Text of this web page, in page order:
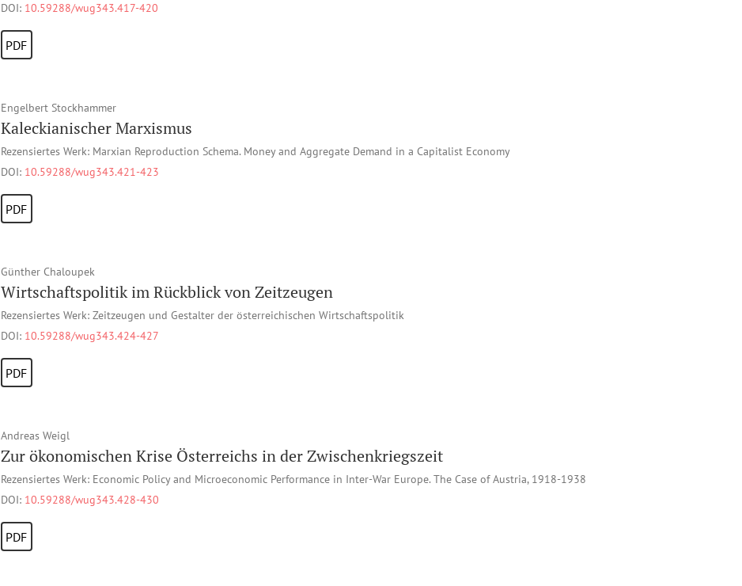
DOI: 10.59288/wug343.417-420
PDF
Engelbert Stockhammer
Kaleckianischer Marxismus
Rezensiertes Werk: Marxian Reproduction Schema. Money and Aggregate Demand in a Capitalist Economy
DOI: 10.59288/wug343.421-423
PDF
Günther Chaloupek
Wirtschaftspolitik im Rückblick von Zeitzeugen
Rezensiertes Werk: Zeitzeugen und Gestalter der österreichischen Wirtschaftspolitik
DOI: 10.59288/wug343.424-427
PDF
Andreas Weigl
Zur ökonomischen Krise Österreichs in der Zwischenkriegszeit
Rezensiertes Werk: Economic Policy and Microeconomic Performance in Inter-War Europe. The Case of Austria, 1918-1938
DOI: 10.59288/wug343.428-430
PDF